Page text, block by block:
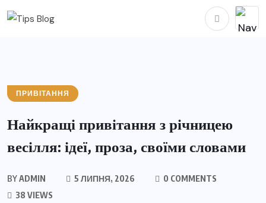
ПРИВІТАННЯ
Найкращі привітання з річницею
весілля: ідеї, проза, своїми словами
BYADMIN 5 ЛИПНЯ, 2026
0 COMMENTS
38 VIEWS